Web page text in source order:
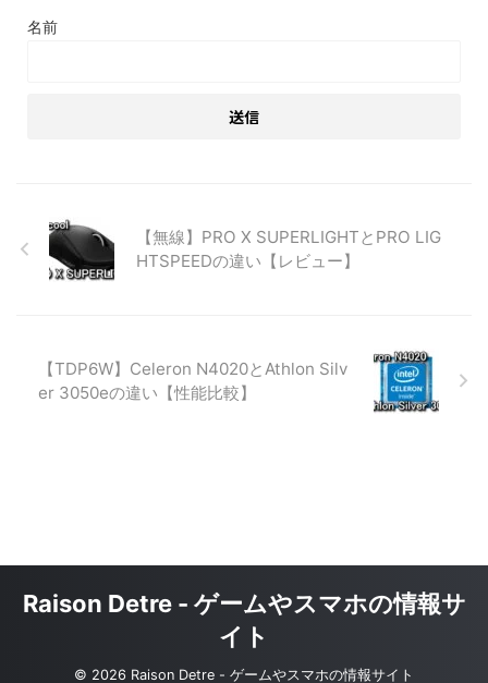
名前
【無線】PRO X SUPERLIGHTとPRO LIG
HTSPEEDの違い【レビュー】
【TDP6W】Celeron N4020とAthlon Silv
er 3050eの違い【性能比較】
Raison Detre - ゲームやスマホの情報サ
イト
© 2026 Raison Detre - ゲームやスマホの情報サイト